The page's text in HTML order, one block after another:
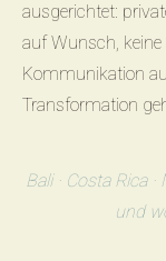
ausgerichtet:
auf Wunsch,
Kommunikation
Transformation
Bali · Costa Rica
und